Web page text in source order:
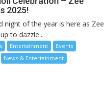
2025!
night of the year is here as Zee
to dazzle...
Entertainment
Events
News & Entertainment